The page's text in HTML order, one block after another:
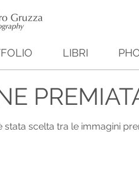
LIBRI
stata scelta tra le immagini